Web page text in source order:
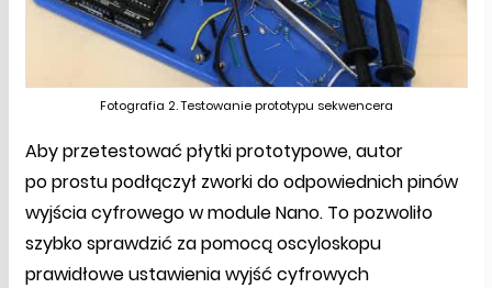
Fotografia 2. Testowanie prototypu sekwencera
Aby przetestować płytki prototypowe, autor
po prostu podłączył zworki do odpowiednich pinów
wyjścia cyfrowego w module Nano. To pozwoliło
szybko sprawdzić za pomocą oscyloskopu
prawidłowe ustawienia wyjść cyfrowych